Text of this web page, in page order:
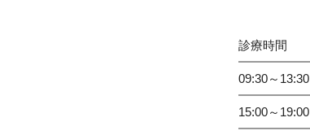
診療時間
09:30～13:30
15:00～19:00